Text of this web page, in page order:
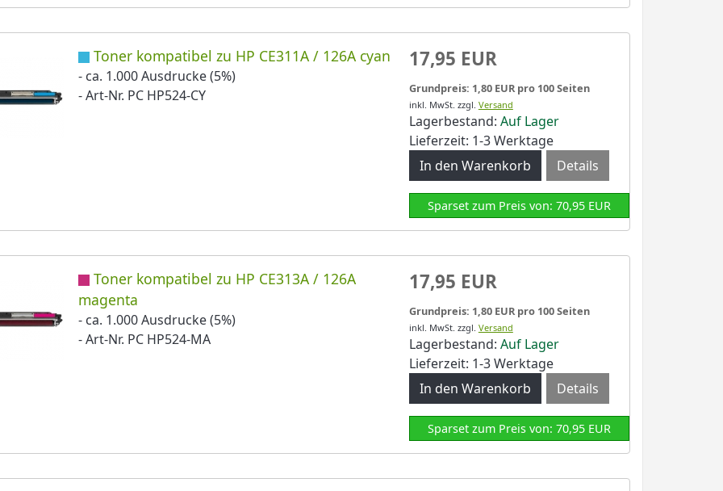
Toner kompatibel zu HP CE311A / 126A cyan
- ca. 1.000 Ausdrucke (5%)
- Art-Nr. PC HP524-CY
17,95 EUR
Grundpreis: 1,80 EUR pro 100 Seiten
inkl. MwSt. zzgl. Versand
Lagerbestand: Auf Lager
Lieferzeit: 1-3 Werktage
Details
Sparset zum Preis von: 70,95 EUR
Toner kompatibel zu HP CE313A / 126A
magenta
- ca. 1.000 Ausdrucke (5%)
- Art-Nr. PC HP524-MA
17,95 EUR
Grundpreis: 1,80 EUR pro 100 Seiten
inkl. MwSt. zzgl. Versand
Lagerbestand: Auf Lager
Lieferzeit: 1-3 Werktage
Details
Sparset zum Preis von: 70,95 EUR